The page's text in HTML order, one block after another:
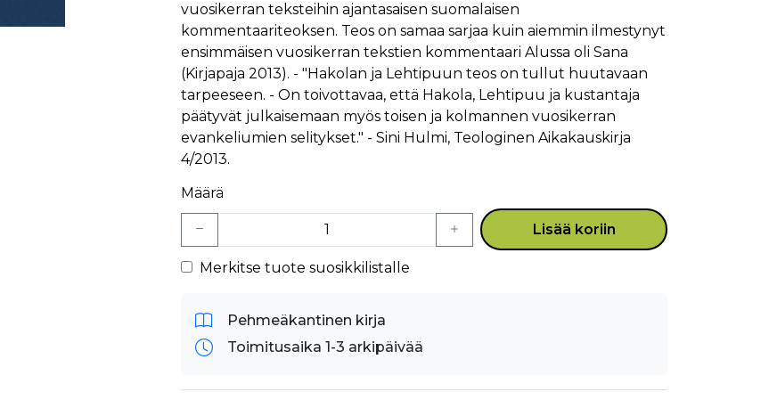
vuosikerran teksteihin ajantasaisen suomalaisen
kommentaariteoksen. Teos on samaa sarjaa kuin aiemmin ilmestynyt
ensimmäisen vuosikerran tekstien kommentaari Alussa oli Sana
(Kirjapaja 2013). - "Hakolan ja Lehtipuun teos on tullut huutavaan
tarpeeseen. - On toivottavaa, että Hakola, Lehtipuu ja kustantaja
päätyvät julkaisemaan myös toisen ja kolmannen vuosikerran
evankeliumien selitykset." - Sini Hulmi, Teologinen Aikakauskirja
4/2013.
Määrä
Lisää koriin
Merkitse tuote suosikkilistalle
Pehmeäkantinen kirja
Toimitusaika 1-3 arkipäivää